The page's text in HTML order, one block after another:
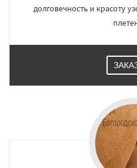
Быково
Жилево
Заречье
Ильинский
Лесной Городок
долговечность и красоту
УЗНАТЬ